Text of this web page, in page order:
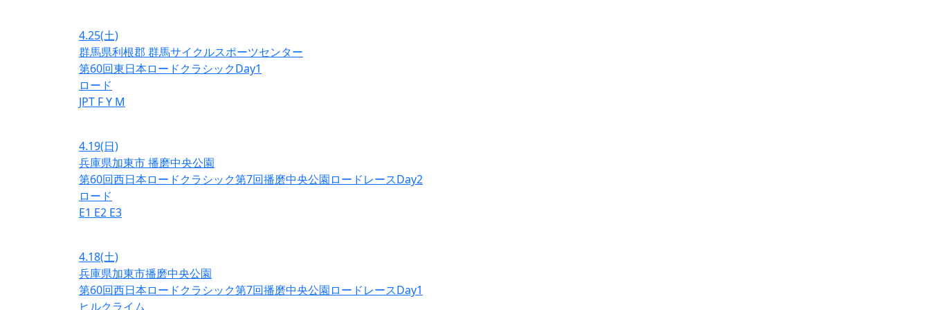
4.25(土)
群馬県利根郡 群馬サイクルスポーツセンター
第60回東日本ロードクラシックDay1
ロード
JPT FY M
4.19(日)
兵庫県加東市 播磨中央公園
第60回西日本ロードクラシック第7回播磨中央公園ロードレースDay2
ロード
E1 E2 E3
4.18(土)
兵庫県加東市播磨中央公園
第60回西日本ロードクラシック第7回播磨中央公園ロードレースDay1
ヒルクライム